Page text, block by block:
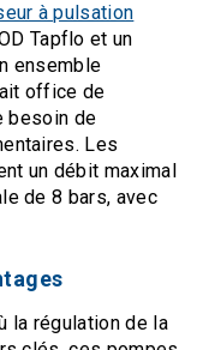
à pulsation
Tapflo et un
ensemble
office de
besoin de
Les
un débit maximal
de 8 bars, avec
la régulation de la